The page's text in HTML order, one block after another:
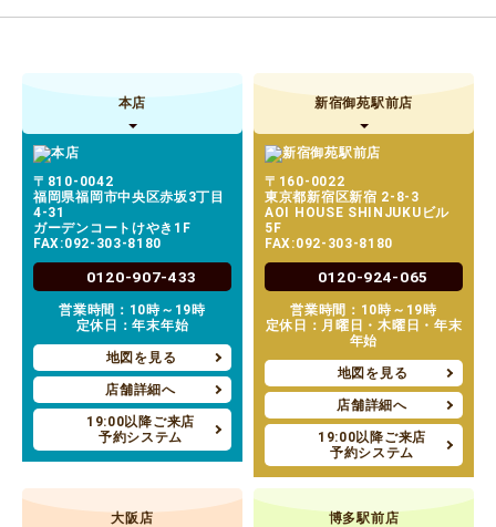
本店
〒810-0042
福岡県福岡市中央区赤坂3丁目
4-31
ガーデンコートけやき1F
FAX:092-303-8180
0120-907-433
営業時間：10時～19時
定休日：年末年始
地図を見る
店舗詳細へ
19:00以降ご来店
予約システム
新宿御苑駅前店
〒160-0022
東京都新宿区新宿 2-8-3
AOI HOUSE SHINJUKUビル
5F
FAX:092-303-8180
0120-924-065
営業時間：10時～19時
定休日：月曜日・木曜日・年末
年始
地図を見る
店舗詳細へ
19:00以降ご来店
予約システム
大阪店 博多駅前店